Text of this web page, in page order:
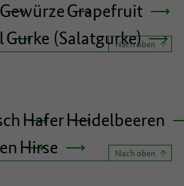
GewürzeGrapefruit
Gurke (Salatgurke)
Nach oben
HaferHeidelbeeren
Hirse Nach oben